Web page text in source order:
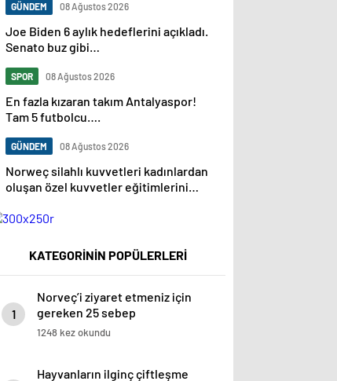
GÜNDEM 08 Ağustos 2026
Joe Biden 6 aylık hedeflerini açıkladı.
Senato buz gibi…
SPOR 08 Ağustos 2026
En fazla kızaran takım Antalyaspor!
Tam 5 futbolcu….
GÜNDEM 08 Ağustos 2026
Norweç silahlı kuvvetleri kadınlardan
oluşan özel kuvvetler eğitimlerini
KATEGORİNİN POPÜLERLERİ
1
Norveç’i ziyaret etmeniz için
gereken 25 sebep
1248 kez okundu
Hayvanların ilginç çiftleşme